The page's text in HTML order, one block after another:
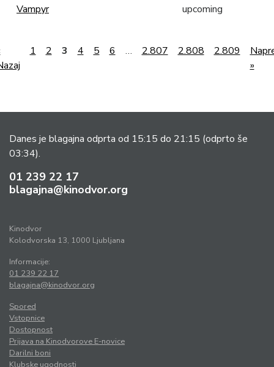
Vampyr upcoming
1 2 3 4 5 6 … 2.807 2.808 2.809
»
Danes je blagajna odprta od 15:15 do 21:15 (odprto še
03:34).
01 239 22 17
blagajna@kinodvor.org
Kinodvor
Kolodvorska 13, 1000 Ljubljana
Informacije:
01 239 22 17
blagajna@kinodvor.org
Spored
Vstopnice
Dostopnost
Prijava na Kinodvorove E-novice
Darilni boni
Klubske ugodnosti